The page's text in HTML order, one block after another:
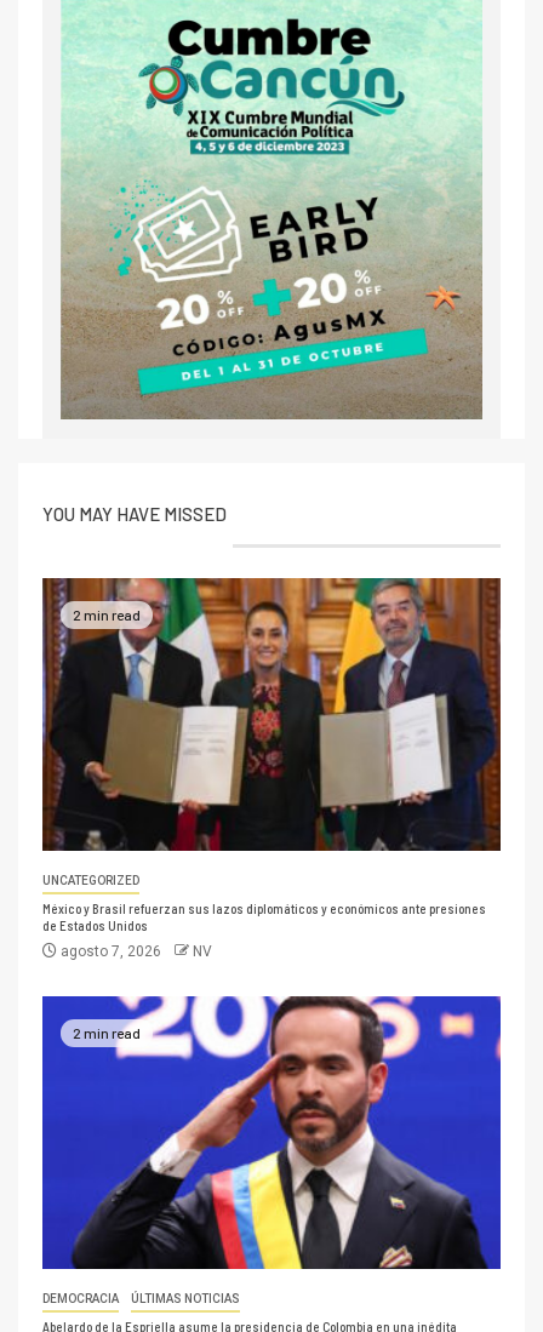
YOU MAY HAVE MISSED
2 min read
UNCATEGORIZED
México y Brasil refuerzan sus lazos diplomáticos y económicos ante presiones
de Estados Unidos
agosto 7, 2026 NV
2 min read
DEMOCRACIA ÚLTIMAS NOTICIAS
Abelardo de la Espriella asume la presidencia de Colombia en una inédita